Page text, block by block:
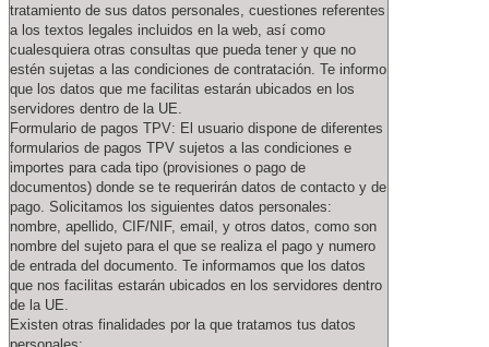
tratamiento de sus datos personales, cuestiones referentes
a los textos legales incluidos en la web, así como
cualesquiera otras consultas que pueda tener y que no
estén sujetas a las condiciones de contratación. Te informo
que los datos que me facilitas estarán ubicados en los
servidores dentro de la UE.
Formulario de pagos TPV: El usuario dispone de diferentes
formularios de pagos TPV sujetos a las condiciones e
importes para cada tipo (provisiones o pago de
documentos) donde se te requerirán datos de contacto y de
pago. Solicitamos los siguientes datos personales:
nombre, apellido, CIF/NIF, email, y otros datos, como son
nombre del sujeto para el que se realiza el pago y numero
de entrada del documento. Te informamos que los datos
que nos facilitas estarán ubicados en los servidores dentro
de la UE.
Existen otras finalidades por la que tratamos tus datos